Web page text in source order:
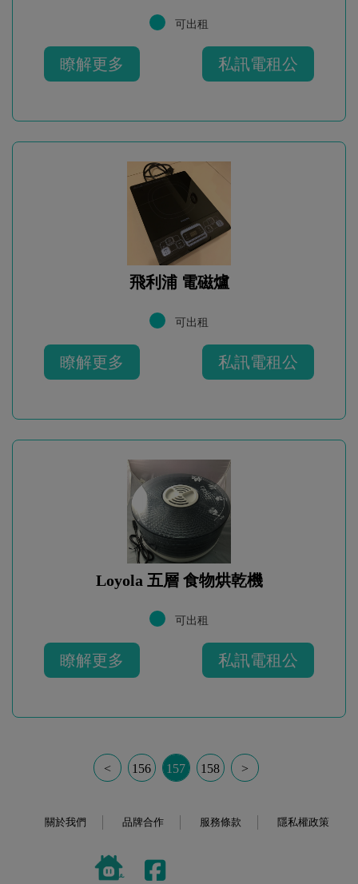
可出租
瞭解更多 私訊電租公
飛利浦 電磁爐
可出租
瞭解更多 私訊電租公
Loyola 五層 食物烘乾機
可出租
瞭解更多 私訊電租公
< 156 157 158 >
關於我們 品牌合作 服務條款 隱私權政策